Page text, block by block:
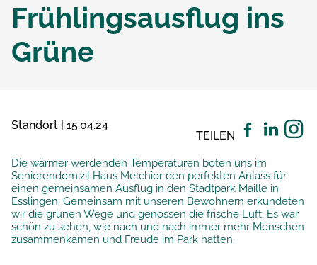
Frühlingsausflug ins
Grüne
Standort | 15.04.24
TEILEN
Die wärmer werdenden Temperaturen boten uns im
Seniorendomizil Haus Melchior den perfekten Anlass für
einen gemeinsamen Ausflug in den Stadtpark Maille in
Esslingen. Gemeinsam mit unseren Bewohnern erkundeten
wir die grünen Wege und genossen die frische Luft. Es war
schön zu sehen, wie nach und nach immer mehr Menschen
zusammenkamen und Freude im Park hatten.